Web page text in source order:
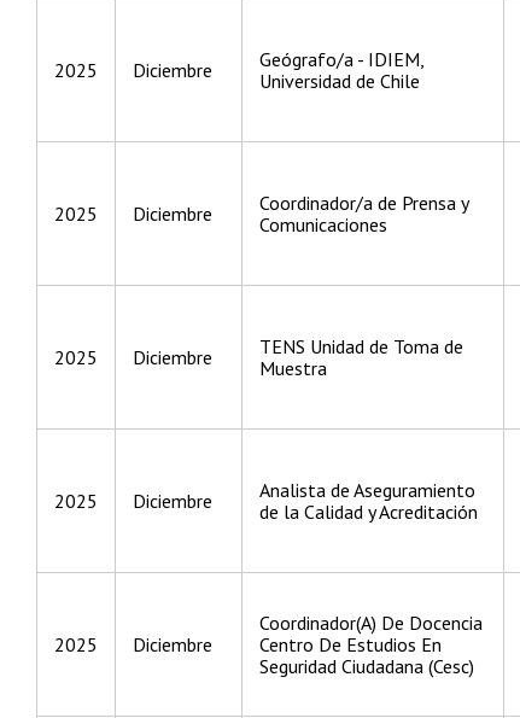
2025 Diciembre
Geógrafo/a - IDIEM,
Universidad de Chile
2025 Diciembre
Coordinador/a de Prensa y
Comunicaciones
2025 Diciembre
TENS Unidad de Toma de
Muestra
2025 Diciembre
Analista de Aseguramiento
de la Calidad y Acreditación
2025 Diciembre
Coordinador(A) De Docencia
Centro De Estudios En
Seguridad Ciudadana (Cesc)